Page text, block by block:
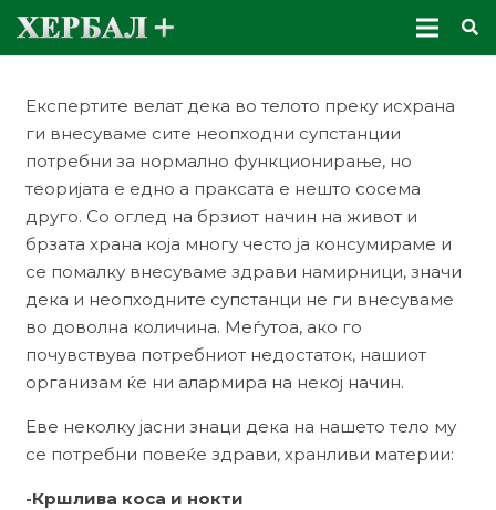
Експертите велат дека во телото преку исхрана
ги внесуваме сите неопходни супстанции
потребни за нормално функционирање, но
теоријата е еднo a праксата е нешто сосема
друго. Со оглед на брзиот начин на живот и
брзата храна која многу често ја консумираме и
се помалку внесуваме здрави намирници, значи
дека и неопходните супстанци не ги внесуваме
во доволна количина. Меѓутоа, ако го
почувствува потребниот недостаток, нашиот
организам ќе ни алармира на некој начин.
Еве неколку јасни знаци дека на нашето тело му
се потребни повеќе здрави, хранливи материи:
-Кршлива коса и нокти